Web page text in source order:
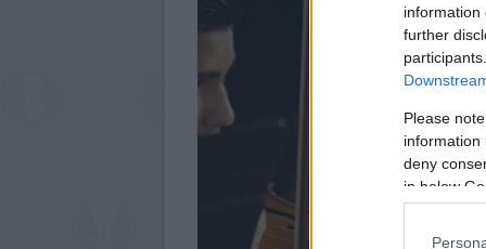
information
further
Please
information
deny
in below